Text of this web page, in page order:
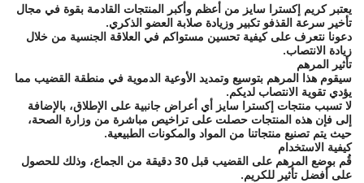
يعتبر كريم إكسترا سايز من أعظم وأكبر المنتجات القادمة بقوة في مجال
تأخير سرعة القذفو تكبير وزيادة صلابة العضو الذكري.
دعونا نتعرف على كيفية تحسين مستواكم في العلاقة الجنسية من خلال
زيادة الانتصاب.
تأثير المرهم
سيقوم هذا المرهم بتوسيع وتمديد الأوعية الدموية في منطقة القضيب مما
يؤدي تقوية الانتصاب لديكم.
لا تسبب منتجات إكسترا سايز أي أعراض جانبية على الإطلاق، بالإضافة
إلى فإن هذه المنتجات حصلت على تراخيص مباشرة من وزارة الصحة،
حيث يتم تصنيع منتجاتنا من المواد والمكونات الطبيعية.
كيفية الاستخدام
قُم بوضع المرهم على القضيب قبل 30 دقيقة من الجماع، وذلك للحصول
على أفضل تأثير للكريم.